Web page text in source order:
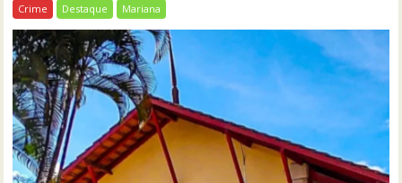
Crime Destaque Mariana